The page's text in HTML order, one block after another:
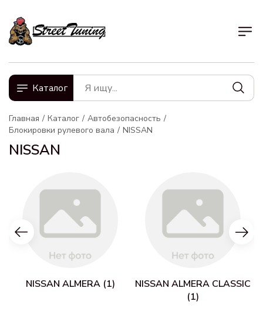
Каталог
Главная Каталог
Автобезопасность
Блокировки рулевого вала
NISSAN
NISSAN
NISSAN ALMERA (1)
NISSAN ALMERA CLASSIC
(1)